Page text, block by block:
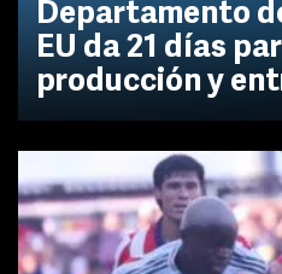
Departamento
EU da 21 días
producción y